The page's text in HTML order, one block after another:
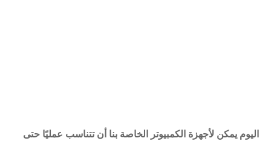
اليوم يمكن لأجهزة الكمبيوتر الخاصة بنا أن تتناسب عمليًا حتى